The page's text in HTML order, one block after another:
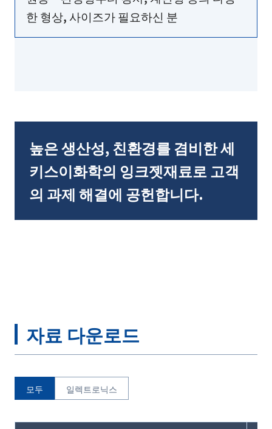
한 형상, 사이즈가 필요하신 분
높은 생산성, 친환경를 겸비한 세
키스이화학의 잉크젯재료로 고객
의 과제 해결에 공헌합니다.
자료 다운로드
모두 일렉트로닉스